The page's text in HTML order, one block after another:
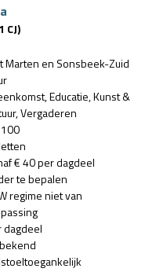
Marten en Sonsbeek-Zuid
Educatie Kunst &
Vergaderen
€ 40 per dagdeel
te bepalen
regime niet van
dagdeel